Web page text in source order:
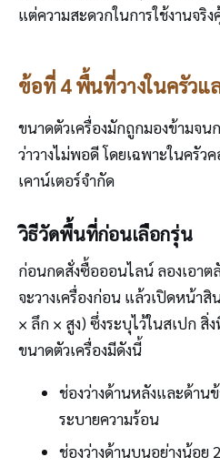
แต่ความสะดวกในการใช้งานจริ
ข้อที่ 4 พื้นที่วางในครัวแ
ขนาดตัวเครื่องมักถูกมองข้ามจ
ว่าวางไม่พอดี โดยเฉพาะในครั
เคาน์เตอร์จำกัด
วิธีวัดพื้นที่ก่อนเลือกรุ่น
ก่อนกดสั่งซื้อออนไลน์ ลองเอาต
จะวางเครื่องก่อน แล้วเปิดหน้าสิ
× ลึก × สูง) ซึ่งระบุไว้ในสเปก สิ่
ขนาดตัวเครื่องมีดังนี้
ช่องว่างด้านหลังและด้าน
ระบายความร้อน
ช่องว่างด้านบนอย่างน้อย